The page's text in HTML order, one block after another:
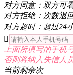
对方同意：双方可
对方拒绝：次数退
对方超时：超过24

上面所填写的手机
否则将纳入失信人
当前剩余次